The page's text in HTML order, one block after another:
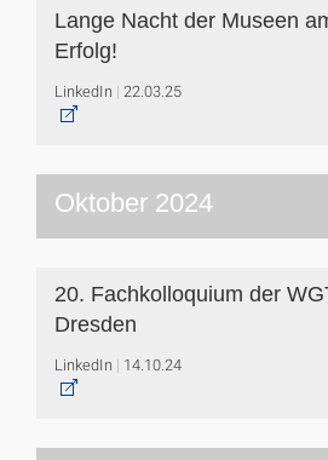
Lange Nacht der Museen
Erfolg!
LinkedIn 22.03.25
Oktober 2024
20. Fachkolloquium der
Dresden
LinkedIn 14.10.24